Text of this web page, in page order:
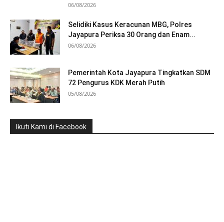
06/08/2026
Selidiki Kasus Keracunan MBG, Polres
Jayapura Periksa 30 Orang dan Enam...
06/08/2026
Pemerintah Kota Jayapura Tingkatkan SDM
72 Pengurus KDK Merah Putih
05/08/2026
Ikuti Kami di Facebook